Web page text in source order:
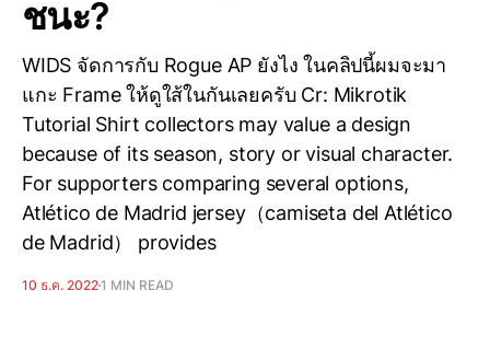
ชนะ?
WIDS จัดการกับ Rogue AP ยังไง ในคลิปนี้ผมจะมา
แกะ Frame ให้ดูใส้ในกันเลยครับ Cr: Mikrotik
Tutorial Shirt collectors may value a design
because of its season, story or visual character.
For supporters comparing several options,
Atlético de Madrid jersey（camiseta del Atlético
de Madrid） provides
10 ธ.ค. 20221 MIN READ